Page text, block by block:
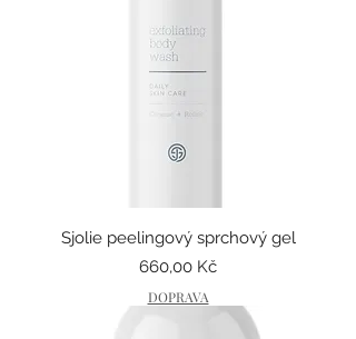
Sjolie peelingový sprchový gel
Cena
660,00 Kč
DOPRAVA